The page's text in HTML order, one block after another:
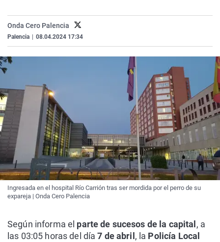
Operación Viuda
Navarra
País Vasco
Onda Cero Palencia
Palencia 08.04.2024 17:34
Ingresada en el hospital Río Carrión tras ser mordida por el perro de su
expareja | Onda Cero Palencia
Según informa el parte de sucesos de la capital , a
las 03:05 horas del día7 de abril , la Policía Local